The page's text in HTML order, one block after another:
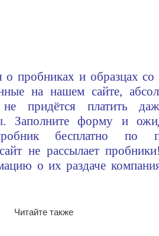
пробниках и образцах со
на нашем сайте,
придётся платить
Заполните форму и
бесплатно по
не рассылает
о их раздаче
Читайте также